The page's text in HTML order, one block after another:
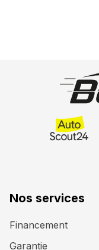
Nos services
Financement
Garantie